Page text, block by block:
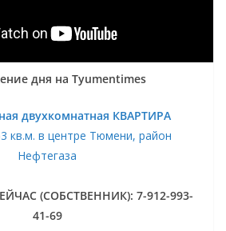
дня на Tyumentimes
двухкомнатная КВАРТИРА
кв.м. в центре Тюмени, район
Нефтегаза
(СОБСТВЕННИК): 7-912-993-
41-69